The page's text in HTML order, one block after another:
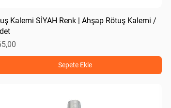
Kalemi SİYAH Renk | Ahşap Rötuş Kalemi /
Sepete Ekle